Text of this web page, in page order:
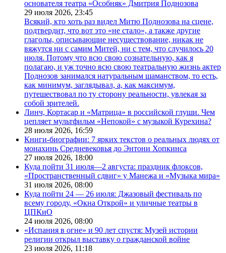
основателя театра «Особняк» Дмитрия Поднозова
29 июля 2026, 23:45
Всякий, кто хоть раз видел Митю Поднозова на сцене,
подтвердит, что вот это «не стало», а также другие
глаголы, описывающие несуществование, никак не
вяжутся ни с самим Митей, ни с тем, что случилось 20
июля. Потому что всю свою сознательную, как я
полагаю, и уж точно всю свою театральную жизнь актер
Поднозов занимался натуральным шаманством, то есть,
как минимум, заглядывал, а, как максимум,
путешествовал по ту сторону реальности, увлекая за
собой зрителей.
Линч, Кортасар и «Матрица» в российской глуши. Чем
цепляет мультфильм «Непокой» с музыкой Курехина?
28 июля 2026, 16:59
Книги-биографии: 7 ярких текстов о реальных людях от
монахинь Средневековья до Энтони Хопкинса
27 июля 2026, 18:00
Куда пойти 31 июля—2 августа: праздник флоксов,
«Пространственный сдвиг» у Манежа и «Музыка мира»
31 июля 2026, 08:00
Куда пойти 24 — 26 июля: Джазовый фестиваль по
всему городу, «Окна Открой» и уличные театры в
ЦПКиО
24 июля 2026, 08:00
«Испания в огне» и 90 лет спустя: Музей истории
религии открыл выставку о гражданской войне
23 июля 2026, 11:18